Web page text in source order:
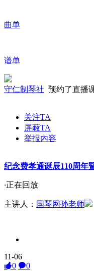
曲单
谱单
守仁制琴社 预约了直播
关注TA
屏蔽TA
举报内容
纪念费孝通诞辰110周年
·正在回放
主讲人： 国琴网孙老师
11-06
0
0